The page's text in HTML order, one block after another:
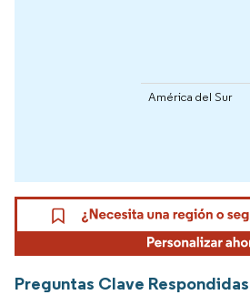
América del Sur
Preguntas Clave